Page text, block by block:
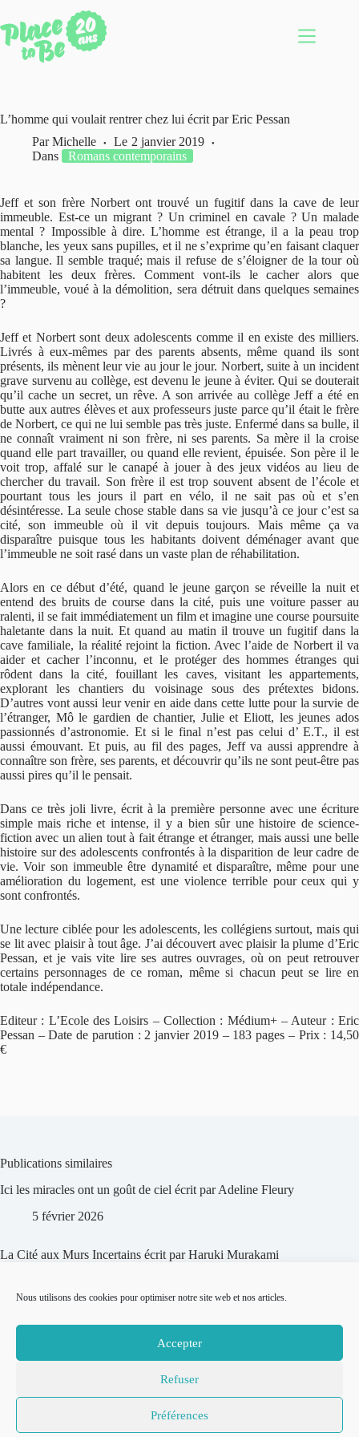
Nous utilisons des cookies pour optimiser notre site web et nos articles.
Accepter
Refuser
Préférences
au
contenu
L’homme qui voulait rentrer chez lui écrit par Eric Pessan
Par Michelle Le 2 janvier 2019
Dans
Romans contemporains
Jeff et son frère Norbert ont trouvé un fugitif dans la cave de leur
immeuble. Est-ce un migrant ? Un criminel en cavale ? Un malade
mental ? Impossible à dire. L’homme est étrange, il a la peau trop
blanche, les yeux sans pupilles, et il ne s’exprime qu’en faisant claquer
sa langue. Il semble traqué; mais il refuse de s’éloigner de la tour où
habitent les deux frères. Comment vont-ils le cacher alors que
l’immeuble, voué à la démolition, sera détruit dans quelques semaines
?
Jeff et Norbert sont deux adolescents comme il en existe des milliers.
Livrés à eux-mêmes par des parents absents, même quand ils sont
présents, ils mènent leur vie au jour le jour. Norbert, suite à un incident
grave survenu au collège, est devenu le jeune à éviter. Qui se douterait
qu’il cache un secret, un rêve. A son arrivée au collège Jeff a été en
butte aux autres élèves et aux professeurs juste parce qu’il était le frère
de Norbert, ce qui ne lui semble pas très juste. Enfermé dans sa bulle, il
ne connaît vraiment ni son frère, ni ses parents. Sa mère il la croise
quand elle part travailler, ou quand elle revient, épuisée. Son père il le
voit trop, affalé sur le canapé à jouer à des jeux vidéos au lieu de
chercher du travail. Son frère il est trop souvent absent de l’école et
pourtant tous les jours il part en vélo, il ne sait pas où et s’en
désintéresse. La seule chose stable dans sa vie jusqu’à ce jour c’est sa
cité, son immeuble où il vit depuis toujours. Mais même ça va
disparaître puisque tous les habitants doivent déménager avant que
l’immeuble ne soit rasé dans un vaste plan de réhabilitation.
Alors en ce début d’été, quand le jeune garçon se réveille la nuit et
entend des bruits de course dans la cité, puis une voiture passer au
ralenti, il se fait immédiatement un film et imagine une course poursuite
haletante dans la nuit. Et quand au matin il trouve un fugitif dans la
cave familiale, la réalité rejoint la fiction. Avec l’aide de Norbert il va
aider et cacher l’inconnu, et le protéger des hommes étranges qui
rôdent dans la cité, fouillant les caves, visitant les appartements,
explorant les chantiers du voisinage sous des prétextes bidons.
D’autres vont aussi leur venir en aide dans cette lutte pour la survie de
l’étranger, Mô le gardien de chantier, Julie et Eliott, les jeunes ados
passionnés d’astronomie. Et si le final n’est pas celui d’ E.T., il est
aussi émouvant. Et puis, au fil des pages, Jeff va aussi apprendre à
connaître son frère, ses parents, et découvrir qu’ils ne sont peut-être pas
aussi pires qu’il le pensait.
Dans ce très joli livre, écrit à la première personne avec une écriture
simple mais riche et intense, il y a bien sûr une histoire de science-
fiction avec un alien tout à fait étrange et étranger, mais aussi une belle
histoire sur des adolescents confrontés à la disparition de leur cadre de
vie. Voir son immeuble être dynamité et disparaître, même pour une
amélioration du logement, est une violence terrible pour ceux qui y
sont confrontés.
Une lecture ciblée pour les adolescents, les collégiens surtout, mais qui
se lit avec plaisir à tout âge. J’ai découvert avec plaisir la plume d’Eric
Pessan, et je vais vite lire ses autres ouvrages, où on peut retrouver
certains personnages de ce roman, même si chacun peut se lire en
totale indépendance.
Editeur : L’Ecole des Loisirs – Collection : Médium+ – Auteur : Eric
Pessan – Date de parution : 2 janvier 2019 – 183 pages – Prix : 14,50
€
Publications similaires
Ici les miracles ont un goût de ciel écrit par Adeline Fleury
5 février 2026
La Cité aux Murs Incertains écrit par Haruki Murakami
© 2007-2026
Réalisation